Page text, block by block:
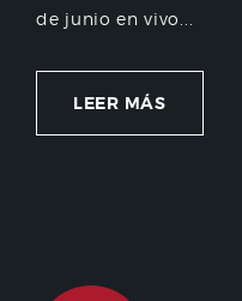
de junio en vivo...
LEER MÁS